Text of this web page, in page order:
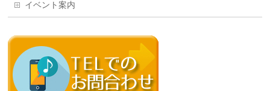
イベント案内